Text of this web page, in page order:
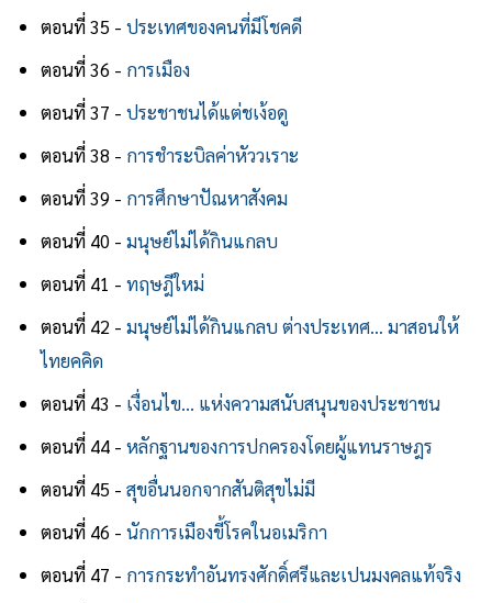
ตอนที่ 35 - ประเทศของคนที่มีโชคดี
ตอนที่ 36 - การเมือง
ตอนที่ 37 - ประชาชนได้แต่ชเง้อดู
ตอนที่ 38 - การชำระบิลค่าหัววเราะ
ตอนที่ 39 - การศึกษาปัณหาสังคม
ตอนที่ 40 - มนุษย์ไม่ได้กินแกลบ
ตอนที่ 41 - ทฤษฎีใหม่
ตอนที่ 42 - มนุษย์ไม่ได้กินแกลบ ต่างประเทศ… มาสอนให้
ไทยคคิด
ตอนที่ 43 - เงื่อนไข... แห่งความสนับสนุนของประชาชน
ตอนที่ 44 - หลักฐานของการปกครองโดยผู้แทนราษฎร
ตอนที่ 45 - สุขอื่นนอกจากสันติสุขไม่มี
ตอนที่ 46 - นักการเมืองขี้โรคในอเมริกา
ตอนที่ 47 - การกระทําอันทรงศักดิ์ศรีและเปนมงคลแท้จริง